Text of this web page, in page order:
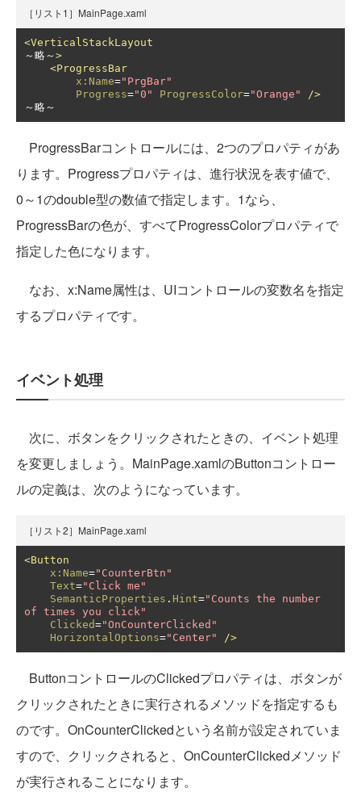
［リスト1］MainPage.xaml
<VerticalStackLayout
～略～ >
<ProgressBar
x:Name="PrgBar"
Progress="0" ProgressColor="Orange"
/>
～略～
ProgressBarコントロールには、2つのプロパティがあ
ります。Progressプロパティは、進行状況を表す値で、
0～1のdouble型の数値で指定します。1なら、
ProgressBarの色が、すべてProgressColorプロパティで
指定した色になります。
なお、x:Name属性は、UIコントロールの変数名を指定
するプロパティです。
イベント処理
次に、ボタンをクリックされたときの、イベント処理
を変更しましょう。MainPage.xamlのButtonコントロー
ルの定義は、次のようになっています。
［リスト2］MainPage.xaml
<Button
x:Name="CounterBtn"
Text="Click me"
SemanticProperties . Hint="Counts the number
of times you click"
Clicked="OnCounterClicked"
HorizontalOptions="Center" />
ButtonコントロールのClickedプロパティは、ボタンが
クリックされたときに実行されるメソッドを指定するも
のです。OnCounterClickedという名前が設定されていま
すので、クリックされると、OnCounterClickedメソッド
が実行されることになります。